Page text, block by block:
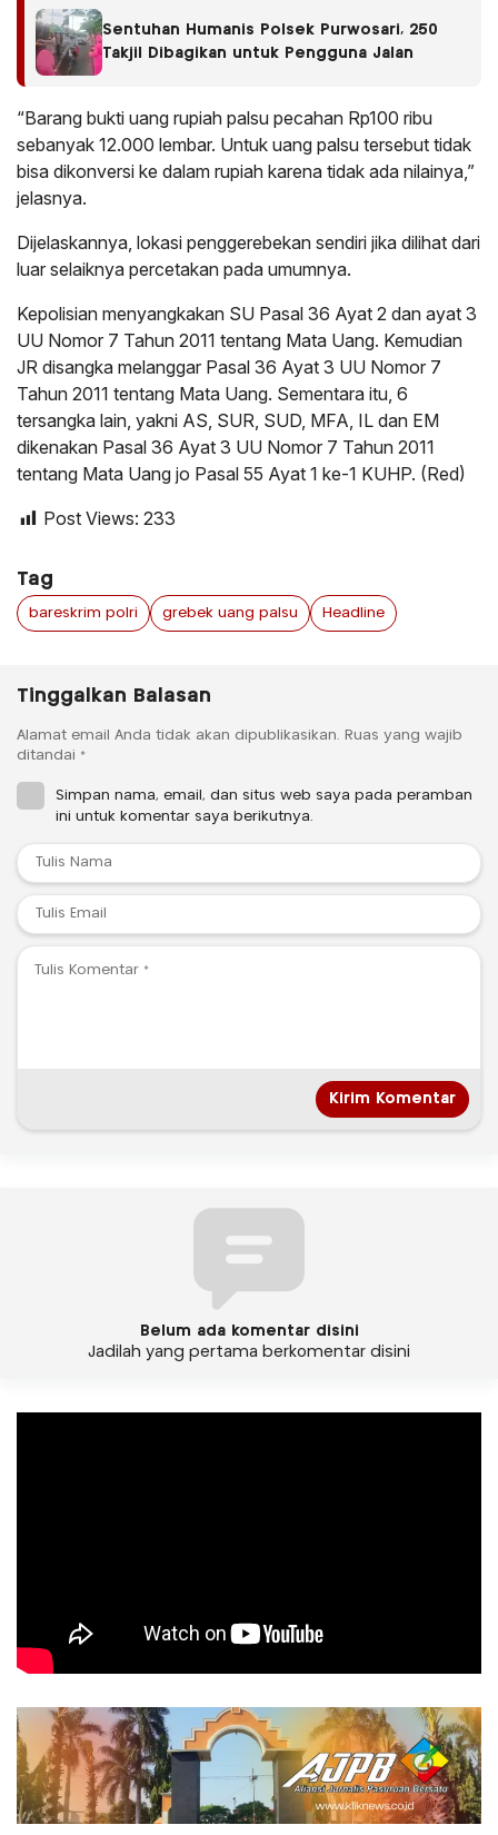
Sentuhan Humanis Polsek Purwosari, 250
Takjil Dibagikan untuk Pengguna Jalan
“Barang bukti uang rupiah palsu pecahan Rp100 ribu
sebanyak 12.000 lembar. Untuk uang palsu tersebut tidak
bisa dikonversi ke dalam rupiah karena tidak ada nilainya,”
jelasnya.
Dijelaskannya, lokasi penggerebekan sendiri jika dilihat dari
luar selaiknya percetakan pada umumnya.
Kepolisian menyangkakan SU Pasal 36 Ayat 2 dan ayat 3
UU Nomor 7 Tahun 2011 tentang Mata Uang. Kemudian
JR disangka melanggar Pasal 36 Ayat 3 UU Nomor 7
Tahun 2011 tentang Mata Uang. Sementara itu, 6
tersangka lain, yakni AS, SUR, SUD, MFA, IL dan EM
dikenakan Pasal 36 Ayat 3 UU Nomor 7 Tahun 2011
tentang Mata Uang jo Pasal 55 Ayat 1 ke-1 KUHP. (Red)
Post Views: 233
Tag
bareskrim polri grebek uang palsu Headline
Tinggalkan Balasan
Alamat email Anda tidak akan dipublikasikan. Ruas yang wajib
ditandai *
Simpan nama, email, dan situs web saya pada peramban
ini untuk komentar saya berikutnya.
Belum ada komentar disini
Jadilah yang pertama berkomentar disini